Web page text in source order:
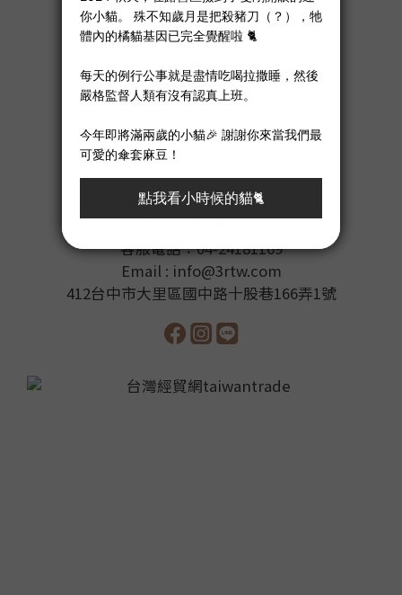
企業禮贈
銷售通路
客服資訊
服務時間 : 09:00-17:30
週一至週五( 國定假日除外 )
客服電話：04-24181169
Email : info@3rtw.com
412台中市大里區國中路十股巷166弄1號